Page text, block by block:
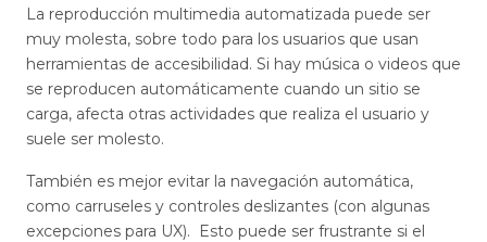
La reproducción multimedia automatizada puede ser
muy molesta, sobre todo para los usuarios que usan
herramientas de accesibilidad. Si hay música o videos que
se reproducen automáticamente cuando un sitio se
carga, afecta otras actividades que realiza el usuario y
suele ser molesto.
También es mejor evitar la navegación automática,
como carruseles y controles deslizantes (con algunas
excepciones para UX). Esto puede ser frustrante si el